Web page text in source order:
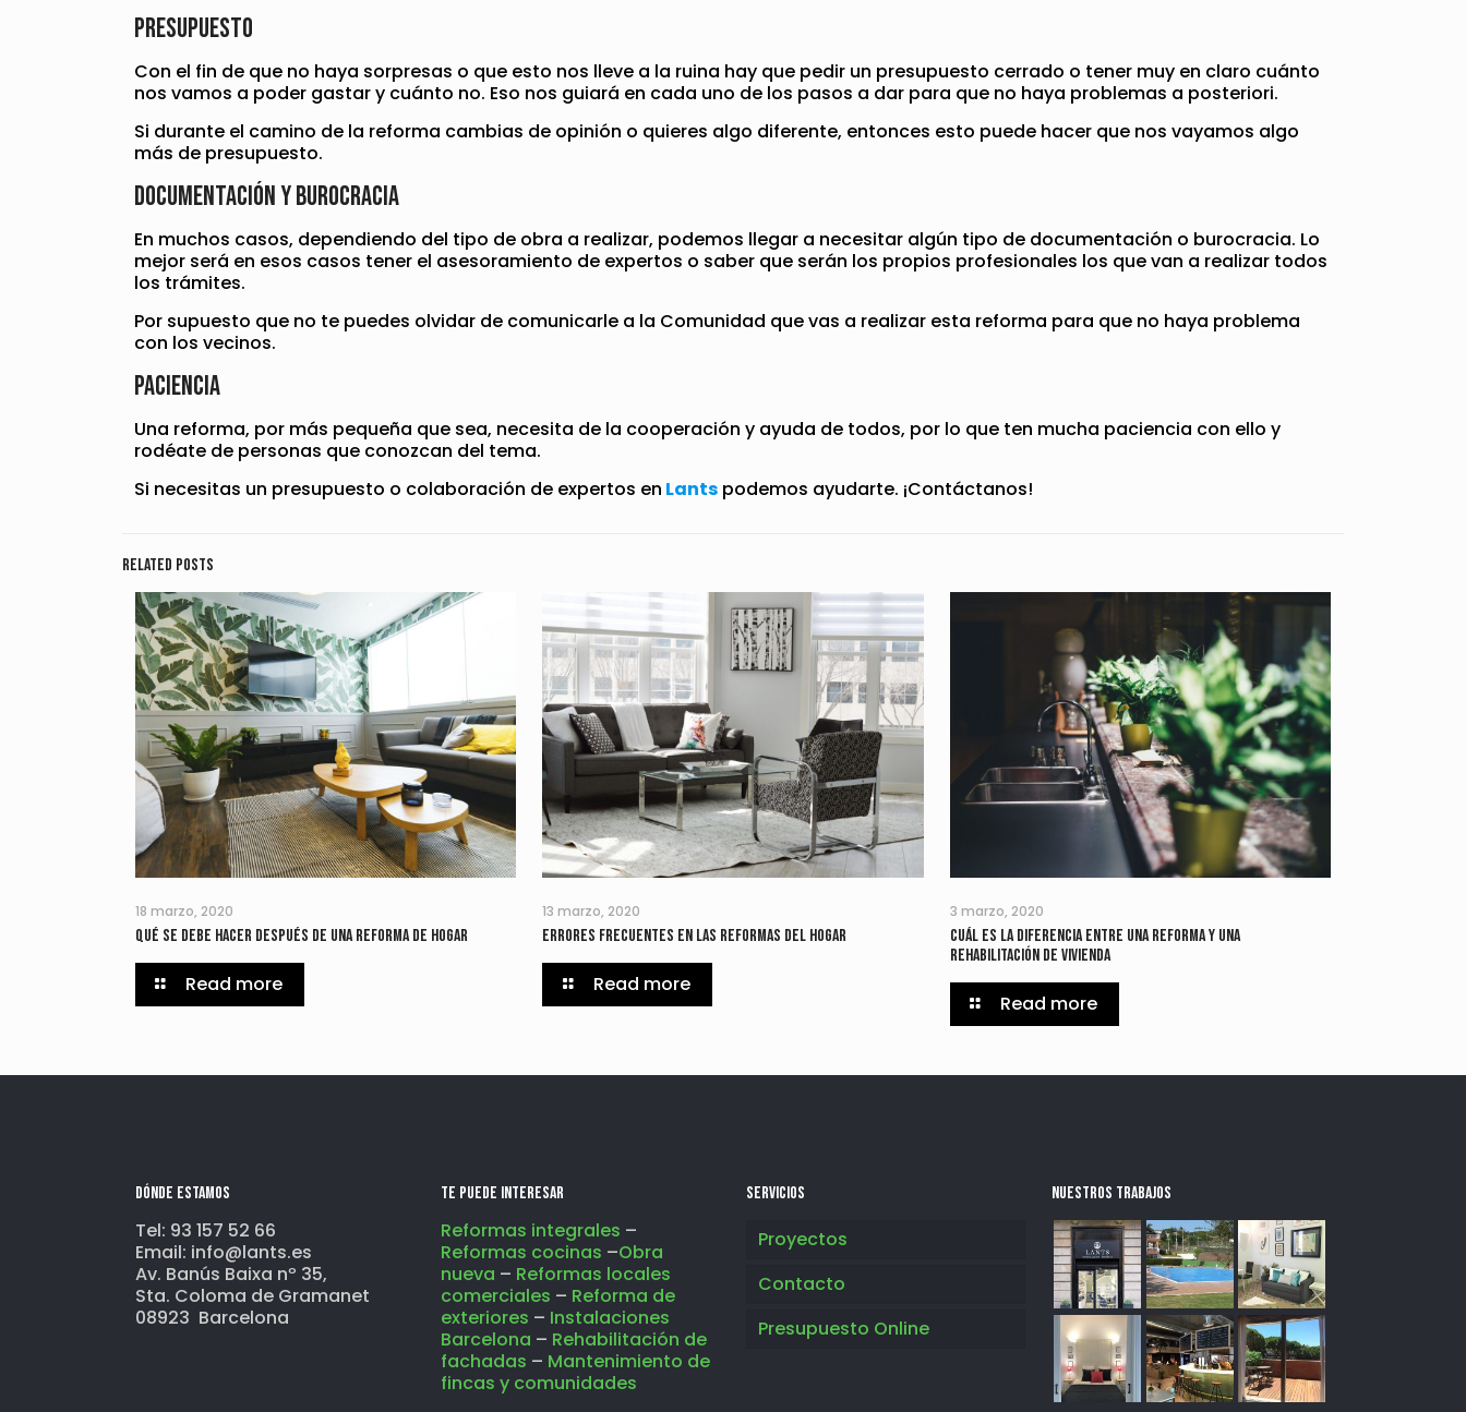
Presupuesto
Con el fin de que no haya sorpresas o que esto nos lleve a la ruina hay que pedir un presupuesto cerrado o tener muy en claro cuánto
nos vamos a poder gastar y cuánto no. Eso nos guiará en cada uno de los pasos a dar para que no haya problemas a posteriori.
Si durante el camino de la reforma cambias de opinión o quieres algo diferente, entonces esto puede hacer que nos vayamos algo
más de presupuesto.
Documentación y burocracia
En muchos casos, dependiendo del tipo de obra a realizar, podemos llegar a necesitar algún tipo de documentación o burocracia. Lo
mejor será en esos casos tener el asesoramiento de expertos o saber que serán los propios profesionales los que van a realizar todos
los trámites.
Por supuesto que no te puedes olvidar de comunicarle a la Comunidad que vas a realizar esta reforma para que no haya problema
con los vecinos.
Paciencia
Una reforma, por más pequeña que sea, necesita de la cooperación y ayuda de todos, por lo que ten mucha paciencia con ello y
rodéate de personas que conozcan del tema.
Si necesitas un presupuesto o colaboración de expertos en Lants podemos ayudarte. ¡Contáctanos!
Related posts
18 marzo, 2020
Qué se debe hacer después de una reforma de hogar
Read more
13 marzo, 2020
Errores frecuentes en las reformas del hogar
Read more
3 marzo, 2020
Cuál es la diferencia entre una reforma y una
rehabilitación de vivienda
Read more
Dónde estamos
Tel: 93 157 52 66
Email: info@lants.es
Av. Banús Baixa nº 35,
Sta. Coloma de Gramanet
08923 Barcelona
Te puede interesar
Reformas integrales –
Reformas cocinas –Obra
nueva – Reformas locales
comerciales – Reforma de
exteriores – Instalaciones
Barcelona – Rehabilitación de
fachadas – Mantenimiento de
fincas y comunidades
SERVICIOS
Proyectos
Contacto
Presupuesto Online
NUESTROS TRABAJOS